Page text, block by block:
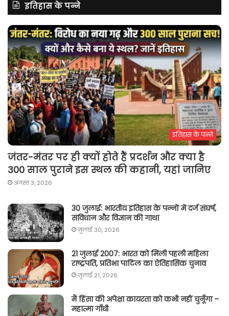
इतिहास के पन्ने
इतिहास के पन्ने
जंतर-मंतर पर ही क्यों होते हैं प्रदर्शन और क्या है
300 साल पुराने इस स्थल की कहानी, यहां जानिए
अगस्त 3, 2026
30 जुलाई: भारतीय इतिहास के पन्नों में दर्ज संघर्ष,
संविधान और विज्ञान की गाथा
जुलाई 30, 2026
21 जुलाई 2007: भारत को मिली पहली महिला
राष्ट्रपति, प्रतिभा पाटिल का ऐतिहासिक चुनाव
जुलाई 21, 2026
मैं हिंसा की अपेक्षा कायरता को कभी नहीं चुनूँगा –
महात्मा गाँधी